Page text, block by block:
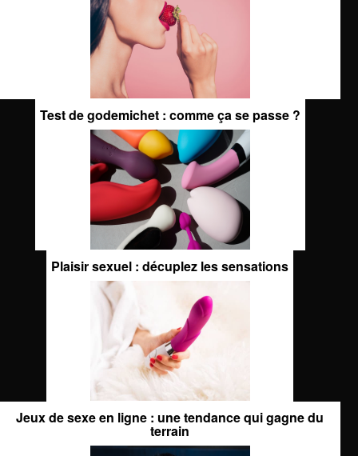
Test de godemichet : comme ça se passe ?
Plaisir sexuel : décuplez les sensations
Jeux de sexe en ligne : une tendance qui gagne du
terrain